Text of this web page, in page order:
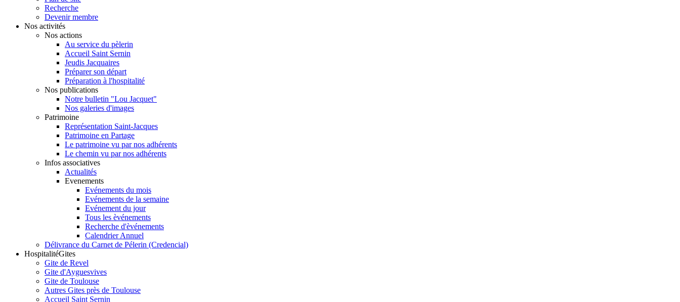
Recherche
Devenir membre
Nos activités
Nos actions
Au service du pèlerin
Accueil Saint Sernin
Jeudis Jacquaires
Préparer son départ
Préparation à l'hospitalité
Nos publications
Notre bulletin "Lou Jacquet"
Nos galeries d'images
Patrimoine
Représentation Saint-Jacques
Patrimoine en Partage
Le patrimoine vu par nos adhérents
Le chemin vu par nos adhérents
Infos associatives
Actualités
Evenements
Evénements du mois
Evénements de la semaine
Evénement du jour
Tous les èvénements
Recherche d'èvénements
Calendrier Annuel
Délivrance du Carnet de Pélerin (Credencial)
HospitalitéGites
Gite de Revel
Gite d'Ayguesvives
Gite de Toulouse
Autres Gites près de Toulouse
Accueil Saint Sernin